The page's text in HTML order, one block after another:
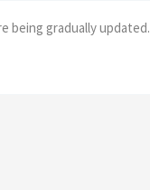
being gradually updated.